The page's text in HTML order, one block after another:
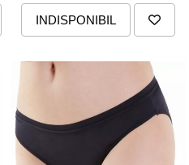
INDISPONIBIL